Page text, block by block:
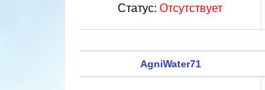
Статус: Отсутствует
AgniWater71